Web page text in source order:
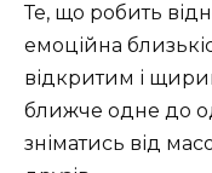
Те, що робить
емоційна
відкритим і
ближче одне до
зніматись від